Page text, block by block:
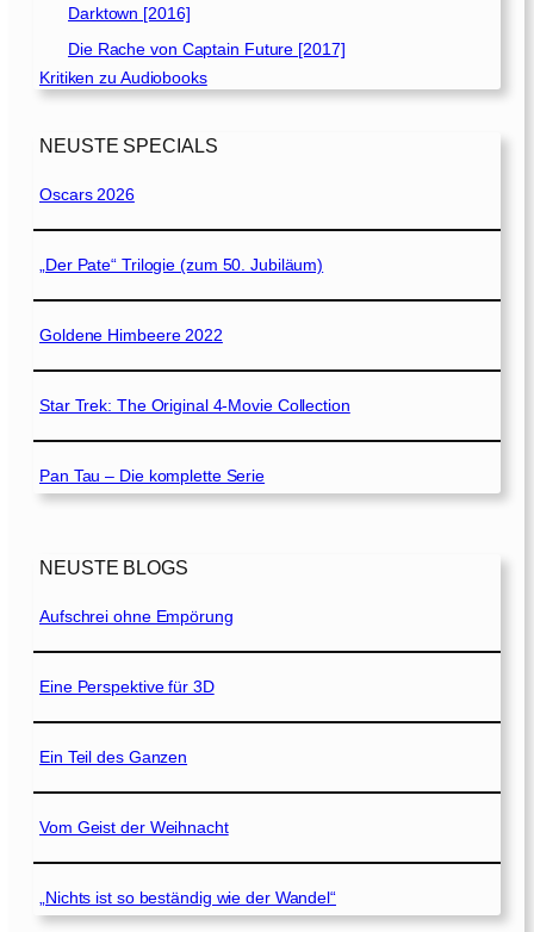
Darktown [2016]
Die Rache von Captain Future [2017]
Kritiken zu Audiobooks
NEUSTE SPECIALS
Oscars 2026
„Der Pate“ Trilogie (zum 50. Jubiläum)
Goldene Himbeere 2022
Star Trek: The Original 4-Movie Collection
Pan Tau – Die komplette Serie
NEUSTE BLOGS
Aufschrei ohne Empörung
Eine Perspektive für 3D
Ein Teil des Ganzen
Vom Geist der Weihnacht
„Nichts ist so beständig wie der Wandel“